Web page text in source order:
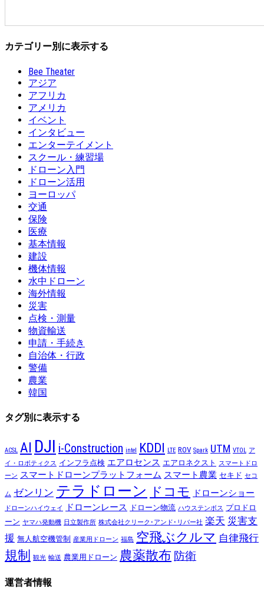
カテゴリー別に表示する
Bee Theater
アジア
アフリカ
アメリカ
イベント
インタビュー
エンターテイメント
スクール・練習場
ドローン入門
ドローン活用
ヨーロッパ
交通
保険
医療
基本情報
建設
機体情報
水中ドローン
海外情報
災害
点検・測量
物資輸送
申請・手続き
自治体・行政
警備
農業
韓国
タグ別に表示する
ACSL AI DJI i-Construction intel KDDI LTE ROV Spark UTM VTOL ア
イ・ロボティクス インフラ点検 エアロセンス エアロネクスト
スマートドロ
ーン スマートドローンプラットフォーム スマート農業 セキド セコ
ム ゼンリン テラドローン ドコモ ドローンショー
ドローンハイウェイ ドローンレース ドローン物流 ハウステンボス プロドロ
ーン ヤマハ発動機 日立製作所 株式会社クリーク･アンド･リバー社 楽天 災害支
援 無人航空機管制 産業用ドローン 福島 空飛ぶクルマ 自律飛行
規制 観光 輸送 農業用ドローン 農薬散布 防衛
運営者情報